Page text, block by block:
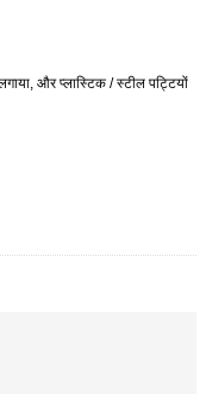
और प्लास्टिक / स्टील पट्टियों